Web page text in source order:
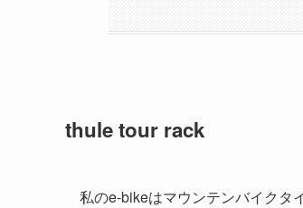
thule tour rack
私のe-bikeはマウンテンバイクタ